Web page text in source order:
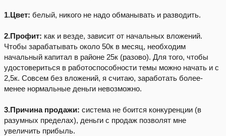
1.Цвет: белый, никого не надо обманывать и разводить.
2.Профит: как и везде, зависит от начальных вложений.
Чтобы зарабатывать около 50к в месяц, необходим
начальный капитал в районе 25к (разово). Для того, чтобы
удостовериться в работоспособности темы можно начать и с
2,5к. Совсем без вложений, я считаю, заработать более-
менее нормальные деньги невозможно.
3.Причина продажи: система не боится конкуренции (в
разумных пределах), деньги с продаж позволят мне
увеличить прибыль.